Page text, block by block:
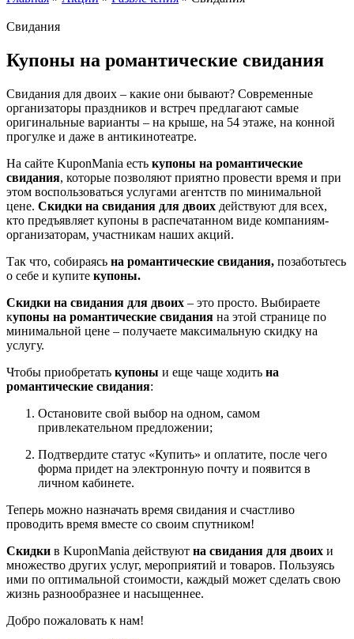
Свидания
Купоны на романтические свидания
Свидания для двоих – какие они бывают? Современные
организаторы праздников и встреч предлагают самые
оригинальные варианты – на крыше, на 54 этаже, на конной
прогулке и даже в антикинотеатре.
На сайте KuponMania есть купоны на романтические
свидания, которые позволяют приятно провести время и при
этом воспользоваться услугами агентств по минимальной
цене. Скидки на свидания для двоих действуют для всех,
кто предъявляет купоны в распечатанном виде компаниям-
организаторам, участникам наших акций.
Так что, собираясь на романтические свидания, позаботьтесь
о себе и купите купоны.
Скидки на свидания для двоих – это просто. Выбираете
купоны на романтические свидания на этой странице по
минимальной цене – получаете максимальную скидку на
услугу.
Чтобы приобретать купоны и еще чаще ходить на
романтические свидания:
Остановите свой выбор на одном, самом
привлекательном предложении;
Подтвердите статус «Купить» и оплатите, после чего
форма придет на электронную почту и появится в
личном кабинете.
Теперь можно назначать время свидания и счастливо
проводить время вместе со своим спутником!
Скидки в KuponMania действуют на свидания для двоих и
множество других услуг, мероприятий и товаров. Пользуясь
ими по оптимальной стоимости, каждый может сделать свою
жизнь разнообразнее и насыщеннее.
Добро пожаловать к нам!